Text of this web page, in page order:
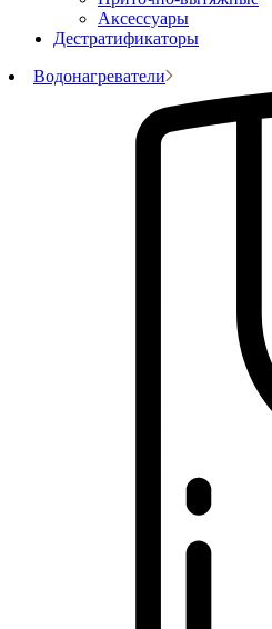
Аксессуары
Дестратификаторы
Водонагреватели